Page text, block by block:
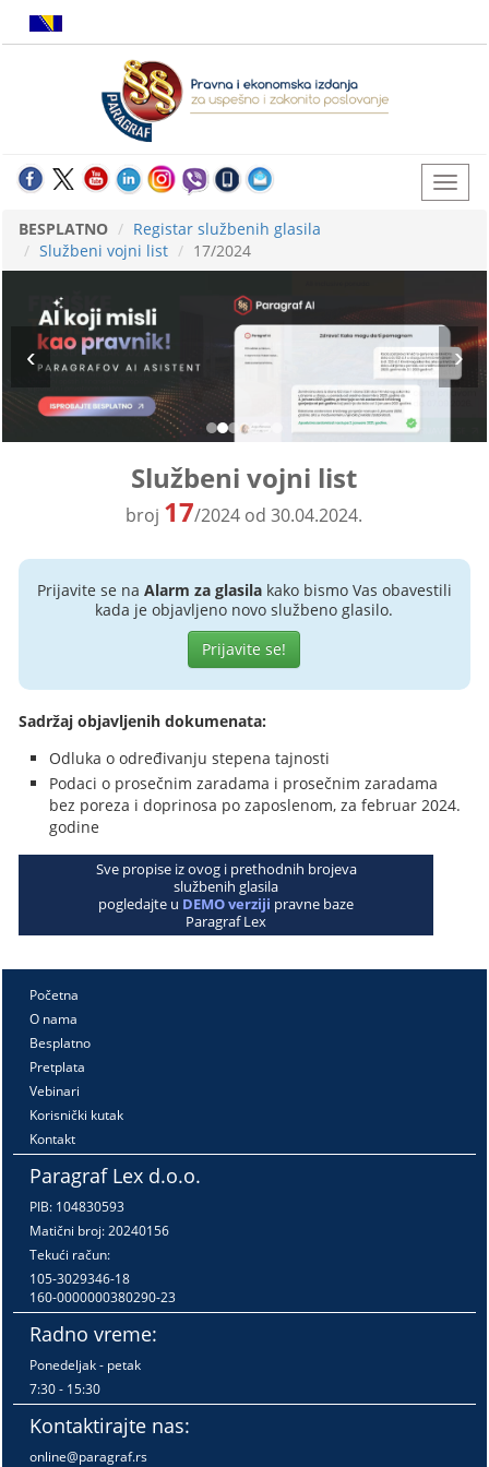
BESPLATNO
Registar službenih glasila
Službeni vojni list
17/2024
Službeni vojni list
broj 17/2024 od 30.04.2024.
Prijavite se na Alarm za glasilakako bismo Vas obavestili
kada je objavljeno novo službeno glasilo.
Prijavite se!
Sadržaj objavljenih dokumenata:
Odluka o određivanju stepena tajnosti
Podaci o prosečnim zaradama i prosečnim zaradama
bez poreza i doprinosa po zaposlenom, za februar 2024.
godine
Sve propise iz ovog i prethodnih brojeva
službenih glasila
pogledajte u DEMO verziji pravne baze
Paragraf Lex
Početna
O nama
Besplatno
Pretplata
Vebinari
Korisnički kutak
Kontakt
Paragraf Lex d.o.o.
PIB: 104830593
Matični broj: 20240156
Tekući račun:
105-3029346-18
160-0000000380290-23
Radno vreme:
Ponedeljak - petak
7:30 - 15:30
Kontaktirajte nas:
online@paragraf.rs